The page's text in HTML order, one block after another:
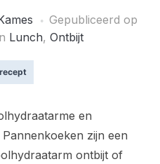
Gepubliceerd op
Lunch, Ontbijt
en
zijn een
ontbijt of